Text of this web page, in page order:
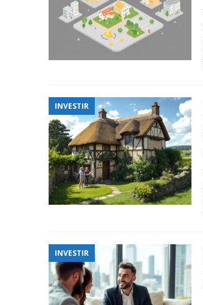
INVESTIR
INVESTIR